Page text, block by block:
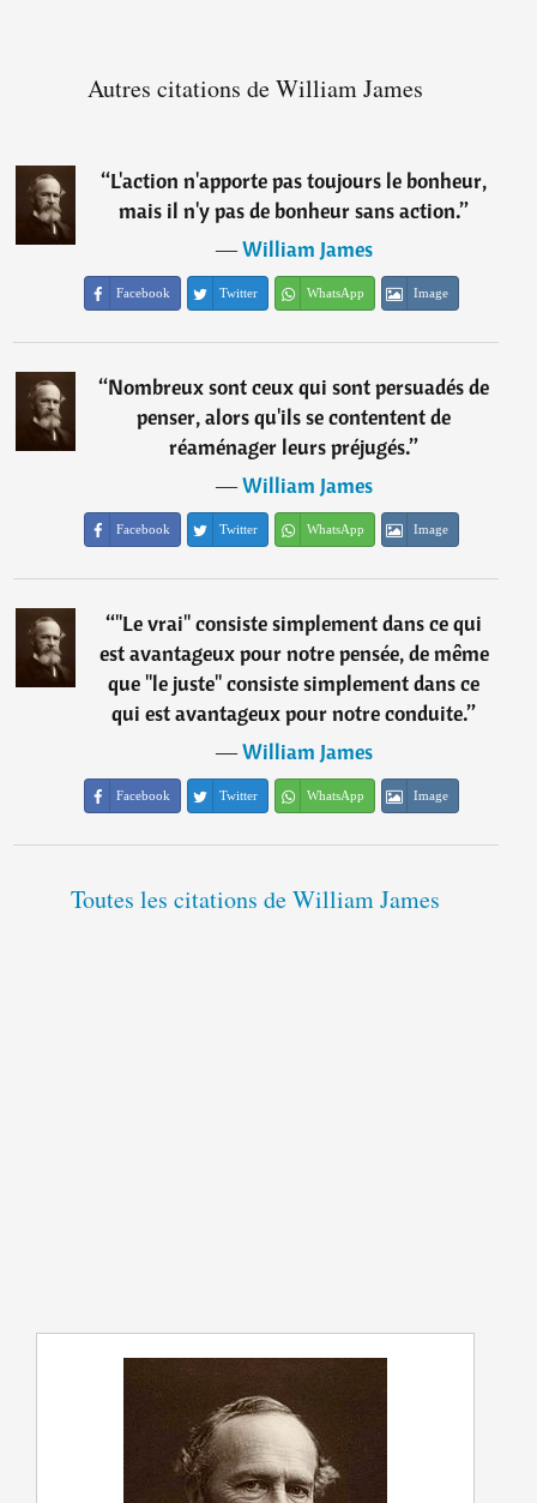
Autres citations de William James
“L'action n'apporte pas toujours le bonheur,
mais il n'y pas de bonheur sans action.”
―William James
Facebook Twitter WhatsApp Image
“Nombreux sont ceux qui sont persuadés de
penser, alors qu'ils se contentent de
réaménager leurs préjugés.”
―William James
Facebook Twitter WhatsApp Image
“"Le vrai" consiste simplement dans ce qui
est avantageux pour notre pensée, de même
que "le juste" consiste simplement dans ce
qui est avantageux pour notre conduite.”
―William James
Facebook Twitter WhatsApp Image
Toutes les citations de William James